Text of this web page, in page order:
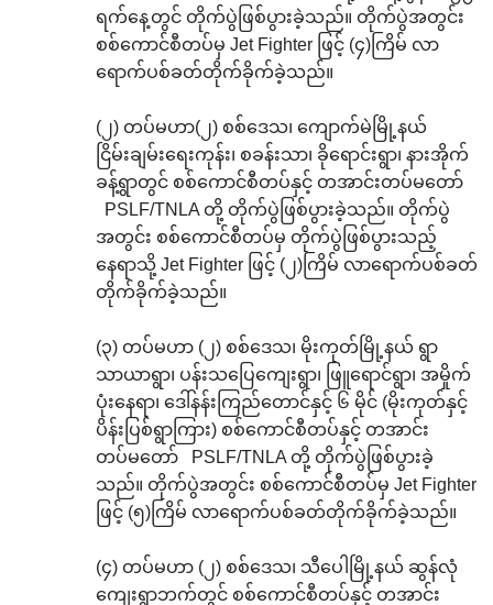
ရက်နေ့တွင် တိုက်ပွဲဖြစ်ပွားခဲ့သည်။ တိုက်ပွဲအတွင်း
စစ်ကောင်စီတပ်မှ Jet Fighter ဖြင့် (၄)ကြိမ် လာ
ရောက်ပစ်ခတ်တိုက်ခိုက်ခဲ့သည်။
(၂) တပ်မဟာ(၂) စစ်ဒေသ၊ ကျောက်မဲမြို့နယ်
ငြိမ်းချမ်းရေးကုန်း၊ စခန်းသာ၊ ခိုရောင်းရွာ၊ နားအိုက်
ခန့်ရွာတွင် စစ်ကောင်စီတပ်နှင့် တအာင်းတပ်မတော်
PSLF/TNLA တို့ တိုက်ပွဲဖြစ်ပွားခဲ့သည်။ တိုက်ပွဲ
အတွင်း စစ်ကောင်စီတပ်မှ တိုက်ပွဲဖြစ်ပွားသည့်
နေရာသို့ Jet Fighter ဖြင့် (၂)ကြိမ် လာရောက်ပစ်ခတ်
တိုက်ခိုက်ခဲ့သည်။
(၃) တပ်မဟာ (၂) စစ်ဒေသ၊ မိုးကုတ်မြို့နယ် ရွာ
သာယာရွာ၊ ပန်းသပြေကျေးရွာ၊ ဖြူရောင်ရွာ၊ အမှိုက်
ပုံးနေရာ၊ ဒေါ်နန်းကြည်တောင်နှင့် ၆ မိုင် (မိုးကုတ်နှင့်
ပိန်းပြစ်ရွာကြား) စစ်ကောင်စီတပ်နှင့် တအာင်း
တပ်မတော် PSLF/TNLA တို့ တိုက်ပွဲဖြစ်ပွားခဲ့
သည်။ တိုက်ပွဲအတွင်း စစ်ကောင်စီတပ်မှ Jet Fighter
ဖြင့် (၅)ကြိမ် လာရောက်ပစ်ခတ်တိုက်ခိုက်ခဲ့သည်။
(၄) တပ်မဟာ (၂) စစ်ဒေသ၊ သီပေါမြို့နယ် ဆွန်လုံ
ကျေးရွာဘက်တွင် စစ်ကောင်စီတပ်နှင့် တအာင်း